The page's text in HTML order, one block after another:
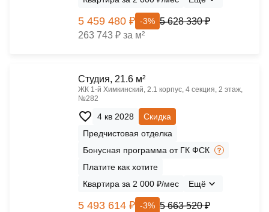
5 459 480 ₽ -3% 5 628 330 ₽
263 743 ₽ за м²
Cтудия, 21.6 м²
ЖК 1‑й Химкинский, 2.1 корпус, 4 секция, 2 этаж,
№282
4 кв 2028
Скидка
Предчистовая отделка
Бонусная программа от ГК ФСК
Платите как хотите
Квартира за 2 000 ₽/мес
Ещё
5 493 614 ₽ -3% 5 663 520 ₽